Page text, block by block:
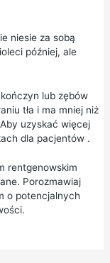
niesie za sobą
później, ale
lub zębów
tła i ma mniej niż
uzyskać więcej
dla pacjentów.
rentgenowskim
Porozmawiaj
o potencjalnych